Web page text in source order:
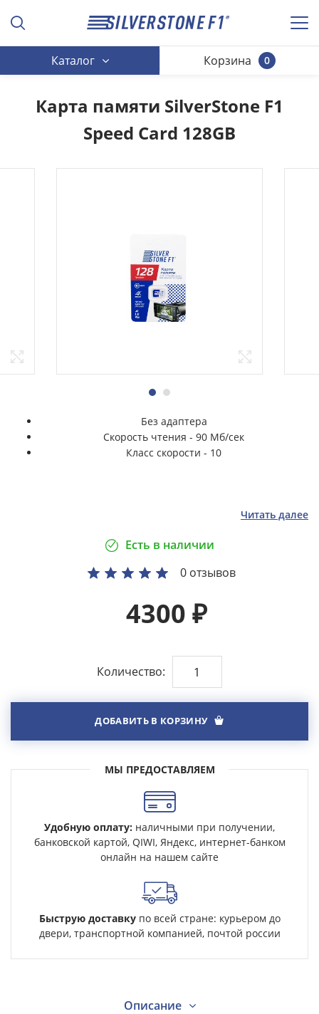
Каталог 0
Корзина
Карта памяти SilverStone F1
Speed Card 128GB
Читать далее
Без адаптера
Скорость чтения - 90 Мб/сек
Класс скорости - 10
Есть в наличии
4300 ₽
0 отзывов
Количество:
ДОБАВИТЬ В КОРЗИНУ
МЫ ПРЕДОСТАВЛЯЕМ
Удобную оплату: наличными при получении,
банковской картой, QIWI, Яндекс, интернет-банком
онлайн на нашем сайте
Быструю доставкупо всей стране: курьером до
двери, транспортной компанией, почтой россии
Описание